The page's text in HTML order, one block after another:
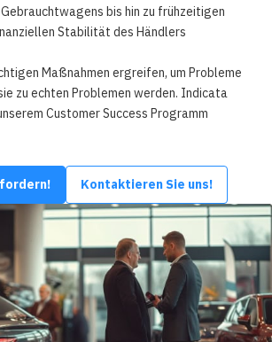
bis hin zu frühzeitigen
Stabilität des Händlers
Maßnahmen ergreifen, um Probleme
zu echten Problemen werden. Indicata
Customer Success Programm
Kontaktieren Sie uns!